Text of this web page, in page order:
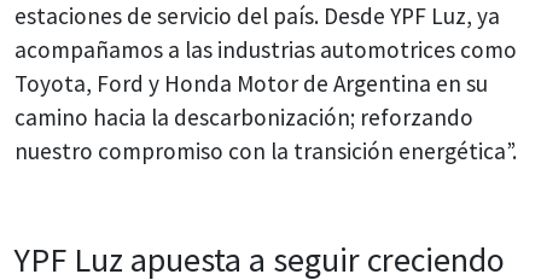
estaciones de servicio del país. Desde YPF Luz, ya
acompañamos a las industrias automotrices como
Toyota, Ford y Honda Motor de Argentina en su
camino hacia la descarbonización; reforzando
nuestro compromiso con la transición energética”.
YPF Luz apuesta a seguir creciendo